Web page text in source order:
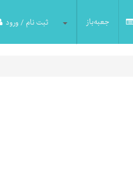
جعبه‌باز ثبت نام / ورود